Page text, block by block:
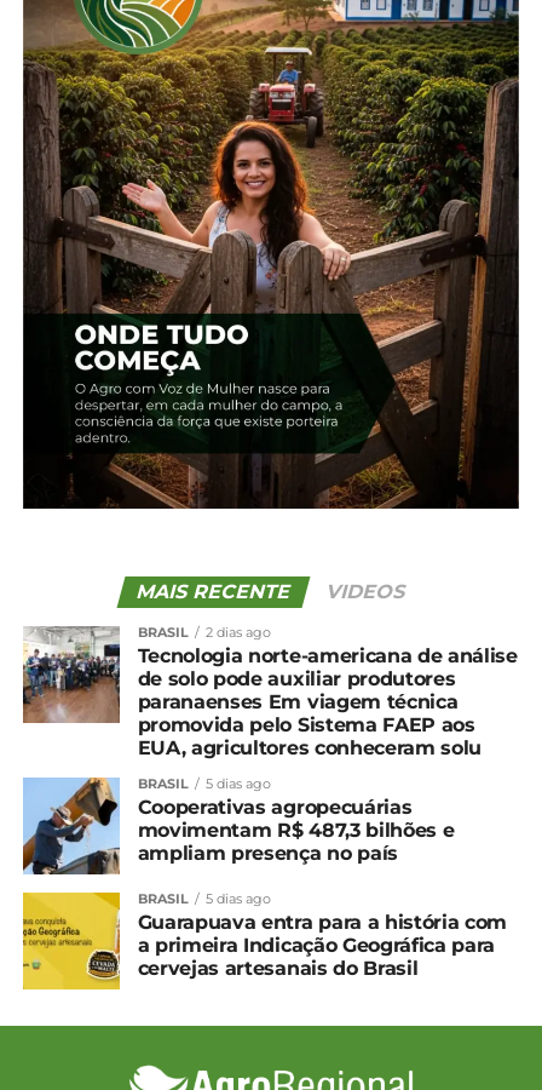
Compartilhe isso:
Facebook 18+
Relacionado
Edição 13 – Maio –
Guarapuava
20 de maio, 2024
Em "2024"
Edição 12 – Abril
19 de abril, 2024
Em "2024"
Edição 14 – Junho –
Guarapuava
19 de junho, 2024
Em "2024"
TÓPICOS RELACIONADOS:
MAIS RECENTE VIDEOS
BRASIL 2 dias ago
Tecnologia norte-americana de análise
de solo pode auxiliar produtores
paranaenses Em viagem técnica
promovida pelo Sistema FAEP aos
EUA, agricultores conheceram solu
BRASIL 5 dias ago
Cooperativas agropecuárias
movimentam R$ 487,3 bilhões e
ampliam presença no país
BRASIL 5 dias ago
Guarapuava entra para a história com
a primeira Indicação Geográfica para
cervejas artesanais do Brasil